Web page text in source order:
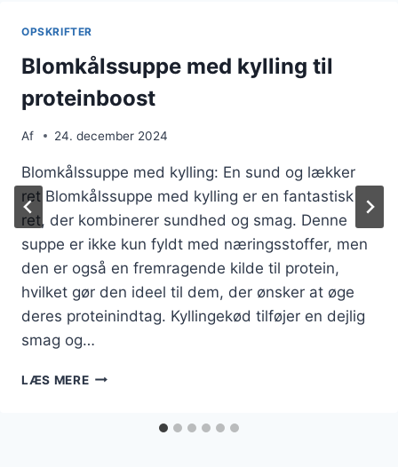
OPSKRIFTER
Blomkålssuppe med kylling til
proteinboost
Af 24. december 2024
Blomkålssuppe med kylling: En sund og lækker
ret Blomkålssuppe med kylling er en fantastisk
ret, der kombinerer sundhed og smag. Denne
suppe er ikke kun fyldt med næringsstoffer, men
den er også en fremragende kilde til protein,
hvilket gør den ideel til dem, der ønsker at øge
deres proteinindtag. Kyllingekød tilføjer en dejlig
smag og…
LÆS MEREBLOMKÅLSSUPPE